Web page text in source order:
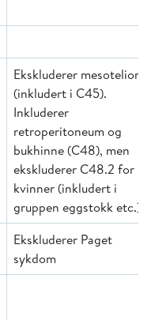
Ekskluderer mesoteliom
(inkludert i C45).
Inkluderer
retroperitoneum og
bukhinne (C48), men
ekskluderer C48.2 for
kvinner (inkludert i
gruppen eggstokk etc.)
Ekskluderer Paget
sykdom